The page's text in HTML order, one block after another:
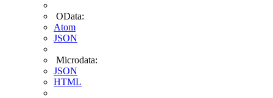
OData:
Atom
JSON
Microdata:
JSON
HTML